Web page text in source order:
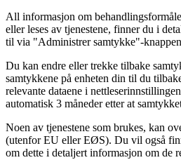
All informasjon om
eller leses av tjenestene, finner du i
til via "Administrer samtykke"-
Du kan endre eller trekke tilbake
samtykkene på enheten din til du
relevante dataene i
automatisk 3 måneder etter at
Noen av tjenestene som brukes, kan
(utenfor EU eller EØS). Du vil også
om dette i detaljert informasjon om de